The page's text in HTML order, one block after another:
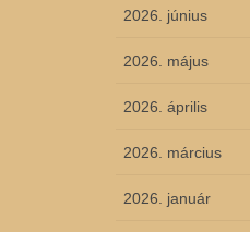
2026. június
2026. május
2026. április
2026. március
2026. január